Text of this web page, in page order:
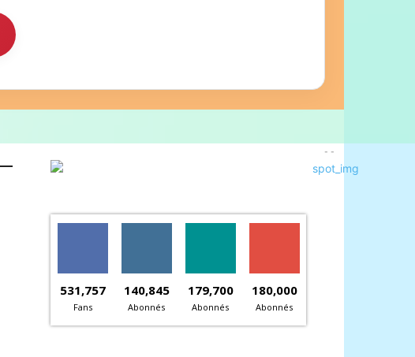
- -
531,757
Fans
140,845
Abonnés
179,700
Abonnés
180,000
Abonnés